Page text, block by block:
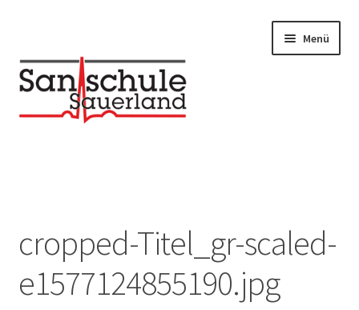
Menü
UNSERE KURSE
Infos / Downloads
cropped-Titel_gr-scaled-
e1577124855190.jpg